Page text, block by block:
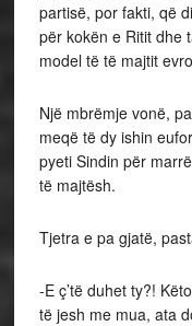
partisë, por fakti, që
për kokën e Ritit dhe
model të të majtit
Një mbrëmje vonë,
meqë të dy ishin
pyeti Sindin për
të majtësh.
Tjetra e pa gjatë,
-E ç’të duhet ty?!
të jesh me mua, ata